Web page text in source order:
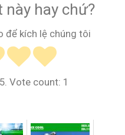
này hay chứ?
để kích lệ chúng tôi
Vote count: 1